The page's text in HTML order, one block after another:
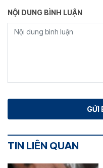
NỘI DUNG BÌNH LUẬN
TIN LIÊN QUAN